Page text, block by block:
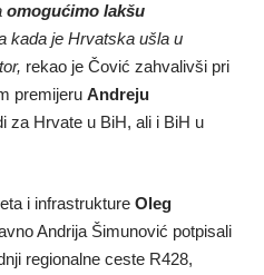
omogućimo lakšu
kada je Hrvatska ušla u
rekao je Čović zahvalivši pri
premijeru Andreju
za Hrvate u BiH, ali i BiH u
i infrastrukture Oleg
Andrija Šimunović potpisali
regionalne ceste R428,